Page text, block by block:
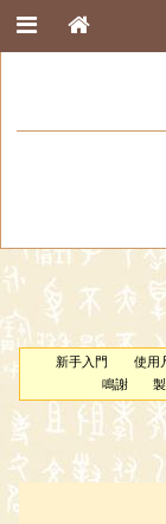
新手入門 使用
鳴謝